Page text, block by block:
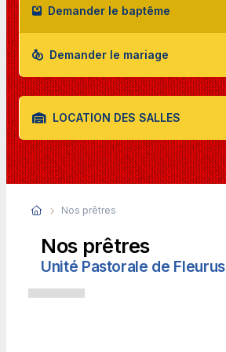
Demander le baptême
Demander le mariage
LOCATION DES SALLES
Nos prêtres
Nos prêtres
Unité Pastorale de Fleurus